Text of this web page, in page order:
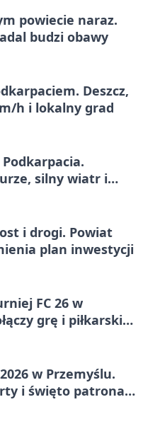
powiecie naraz.
budzi obawy
Deszcz,
h i lokalny grad
silny wiatr i
i drogi. Powiat
plan inwestycji
FC 26 w
grę i piłkarski
w Przemyślu.
i święto patrona